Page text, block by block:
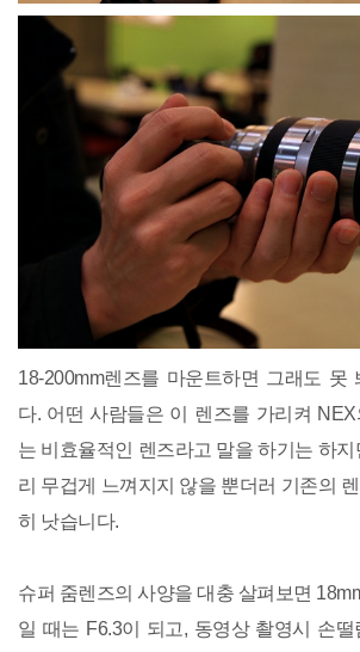
18-200mm렌즈를 마운트하면 그래도 못
다. 어떤 사람들은 이 렌즈를 가리켜
는 비효율적인 렌즈라고 말을 하기는 하
리 무겁게 느껴지지 않을 뿐더러 기존의
히 낫습니다.
슈퍼 줌렌즈의 사양을 대충 살펴보면
일 때는 F6.3이 되고, 동영상 촬영시 손